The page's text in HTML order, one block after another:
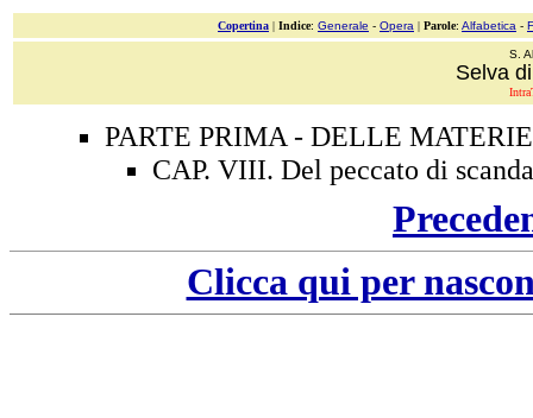
Copertina | Indice: Generale - Opera | Parole: Alfabetica -
S.
Selva
PARTE PRIMA - DELLE
CAP. VIII. Del peccato di
Clicca qui per